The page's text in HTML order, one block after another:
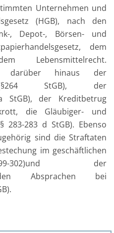
Unternehmen und
(HGB), nach den
, Depot-, Börsen- und
dem
Lebensmittelrecht.
darüber hinaus der
(§264 StGB), der
StGB), der Kreditbetrug
die Gläubiger- und
283-283 d StGB). Ebenso
sind die Straftaten
im geschäftlichen
302)und der
Absprachen bei